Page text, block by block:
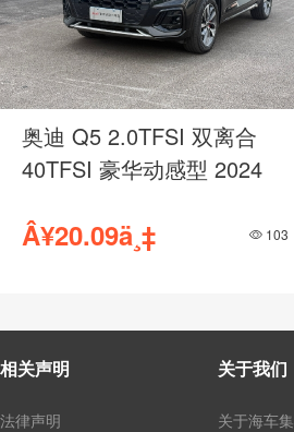
奥迪 Q5 2.0TFSI 双离合
40TFSI 豪华动感型 2024
Â¥20.09ä¸‡ 103
相关声明
法律声明
关于我们
关于海车集